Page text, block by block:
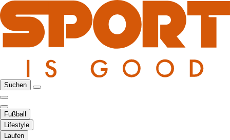
Suchen
Fußball
Lifestyle
Laufen